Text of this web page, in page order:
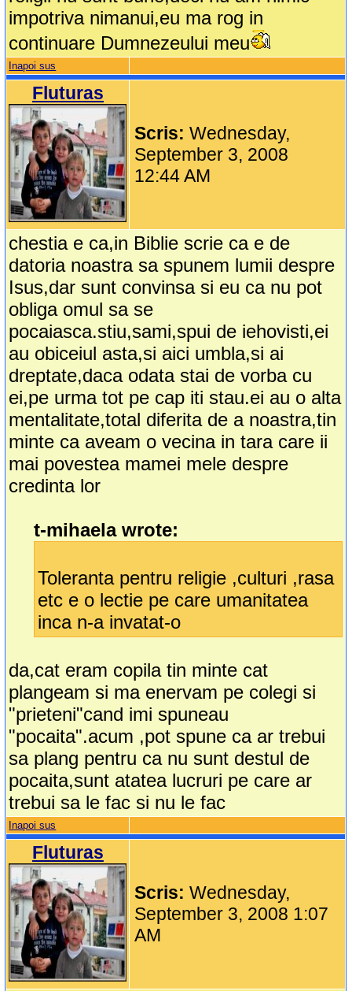
impotriva nimanui,eu ma rog in
continuare Dumnezeului meu
Inapoi sus
Fluturas
Scris:Wednesday,
September 3, 2008
12:44 AM
chestia e ca,in Biblie scrie ca e de
datoria noastra sa spunem lumii despre
Isus,dar sunt convinsa si eu ca nu pot
obliga omul sa se
pocaiasca.stiu,sami,spui de iehovisti,ei
au obiceiul asta,si aici umbla,si ai
dreptate,daca odata stai de vorba cu
ei,pe urma tot pe cap iti stau.ei au o alta
mentalitate,total diferita de a noastra,tin
minte ca aveam o vecina in tara care ii
mai povestea mamei mele despre
credinta lor
t-mihaela wrote:
Toleranta pentru religie ,culturi ,rasa
etc e o lectie pe care umanitatea
inca n-a invatat-o
da,cat eram copila tin minte cat
plangeam si ma enervam pe colegi si
"prieteni"cand imi spuneau
"pocaita".acum ,pot spune ca ar trebui
sa plang pentru ca nu sunt destul de
pocaita,sunt atatea lucruri pe care ar
trebui sa le fac si nu le fac
Inapoi sus
Fluturas
Scris:Wednesday,
September 3, 2008 1:07
AM